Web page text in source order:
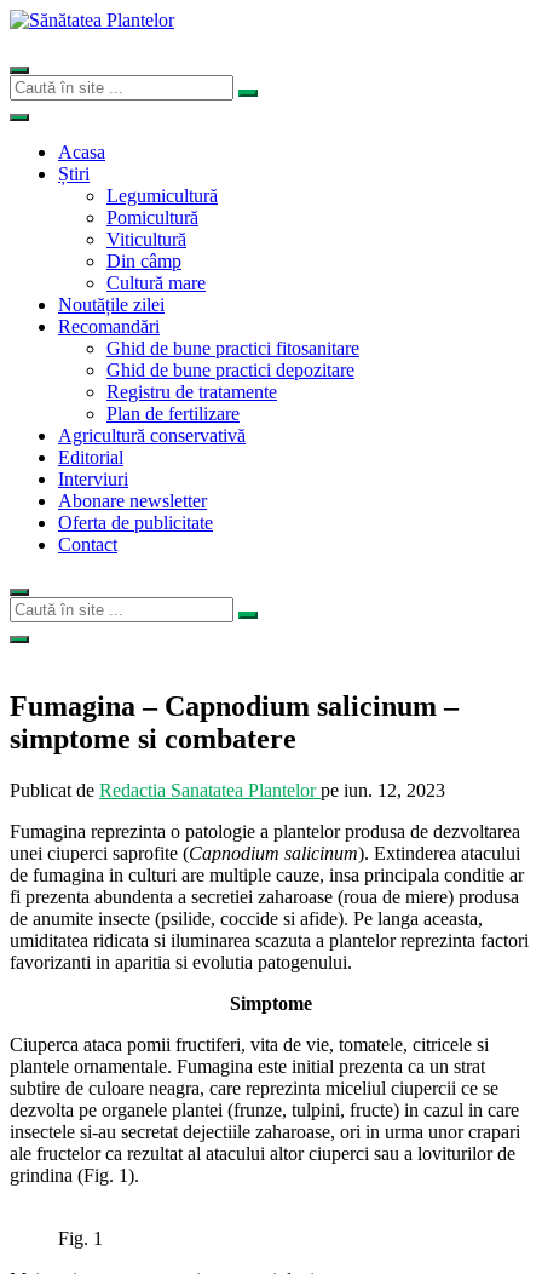
Acasa
Știri
Legumicultură
Pomicultură
Viticultură
Din câmp
Cultură mare
Noutățile zilei
Recomandări
Ghid de bune practici fitosanitare
Ghid de bune practici depozitare
Registru de tratamente
Plan de fertilizare
Agricultură conservativă
Editorial
Interviuri
Abonare newsletter
Oferta de publicitate
Contact
Fumagina – Capnodium salicinum –
simptome si combatere
Publicat de Redactia Sanatatea Plantelorpe iun. 12, 2023
Fumagina reprezinta o patologie a plantelor produsa de dezvoltarea
unei ciuperci saprofite (Capnodium salicinum). Extinderea atacului
de fumagina in culturi are multiple cauze, insa principala conditie ar
fi prezenta abundenta a secretiei zaharoase (roua de miere) produsa
de anumite insecte (psilide, coccide si afide). Pe langa aceasta,
umiditatea ridicata si iluminarea scazuta a plantelor reprezinta factori
favorizanti in aparitia si evolutia patogenului.
Simptome
Ciuperca ataca pomii fructiferi, vita de vie, tomatele, citricele si
plantele ornamentale. Fumagina este initial prezenta ca un strat
subtire de culoare neagra, care reprezinta miceliul ciupercii ce se
dezvolta pe organele plantei (frunze, tulpini, fructe) in cazul in care
insectele si-au secretat dejectiile zaharoase, ori in urma unor crapari
ale fructelor ca rezultat al atacului altor ciuperci sau a loviturilor de
grindina (Fig. 1).
Fig. 1